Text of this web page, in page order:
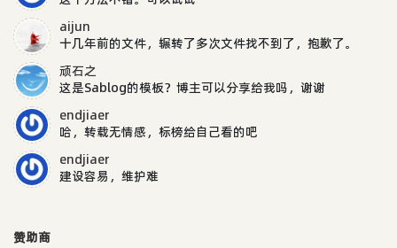
aijun
十几年前的文件，辗转了多次文件找不到了，抱歉了。
顽石之
这是Sablog的模板？博主可以分享给我吗，谢谢
endjiaer
哈，转载无情感，标榜给自己看的吧
endjiaer
建设容易，维护难
赞助商